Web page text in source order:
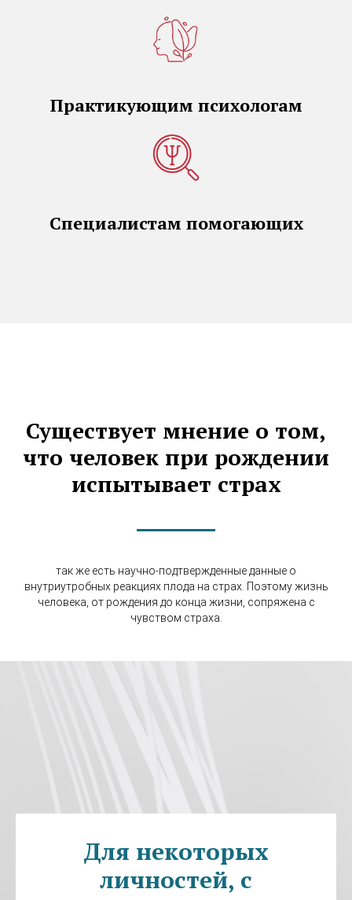
Практикующим психологам
Специалистам помогающих
Существует мнение о том,
что человек при рождении
испытывает страх
так же есть научно-подтвержденные данные о
внутриутробных реакциях плода на страх. Поэтому жизнь
человека, от рождения до конца жизни, сопряжена с
чувством страха.
Для некоторых
личностей, с